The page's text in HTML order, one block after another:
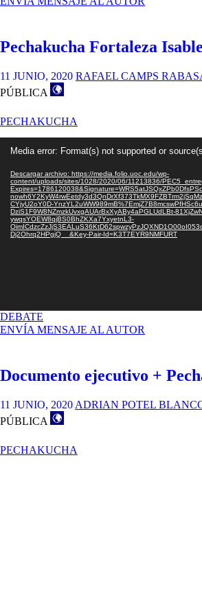
RÀPITA
PECHACUCHA
Pechakucha Fortaleza
11 JUNIO, 2020 RAFAEL CAMPS
PÚBLICA
PECHAKUCHA
Media error: Format(s) not supported or
Descargar archivo: https://media.folio.uoc.edu/wp-
content/uploads/sites/1028/2020/06/11213836/
CYjyU2oY0D-
DziS1F9W8NZmzkUvxgAUArBxXyABy4aPGLUdLBt-
ywqsYOEW8qjBS0BhZKXa7YxyetnL3-
Dj2Ohrq2HPgjQ__&Key-Pair-Id=K3T7EYR9NMFURT
DEBATE
PECHAKUCHA
ENVÍA MENSAJE AL AUTOR
Documento ejecutivo +
11 JUNIO, 2020 ADRIAN POTEL
PÚBLICA
PECHAKUCHA